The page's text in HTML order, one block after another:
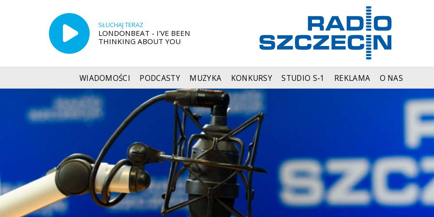
SŁUCHAJ TERAZ
LONDONBEAT - I'VE BEEN
THINKING ABOUT YOU
WIADOMOŚCI PODCASTY MUZYKA KONKURSY STUDIO S-1 REKLAMA O NAS